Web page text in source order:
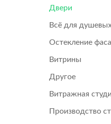
Двери
Всё для
Остекление
Витрины
Другое
Витражная
Производство